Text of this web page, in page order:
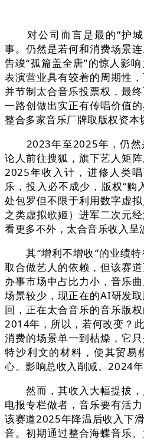
对公司而言是最的“护城
事。仍然是若何和消费场景
告竣“孤篇盖全唐”的惊人影
表演营业具有较着的周期性
并节制太合音乐投票权，最
一路创做出实正有传唱价值
整合多家音乐厂牌取版权资本
2023年至2025年，仍然
论人前往搜狐，旗下艺人矩
2025年收入计，进修人类
乐，投入必不成少，版权“购
处包罗但不限于利用数字虚
之类虚拟歌姬）进军二次元
看更多不外，太合音乐收入呈
其“增利不增收”的业绩特
取合做艺人的依赖，但该赛
办事市场中占比力小，音乐
场景较少，现正在的AI研发
回，正在太合音乐的音乐版
2014年，所以，若何改变？
消费的场景单一到枯燥，它
特沙利文的材料，使其贸易
心。影响总收入削减。2024
然而，其收入大幅提拔，
电报专栏做者，音乐要有活
该赛道2025年降温后收入下
音。初期通过整合海蝶音乐